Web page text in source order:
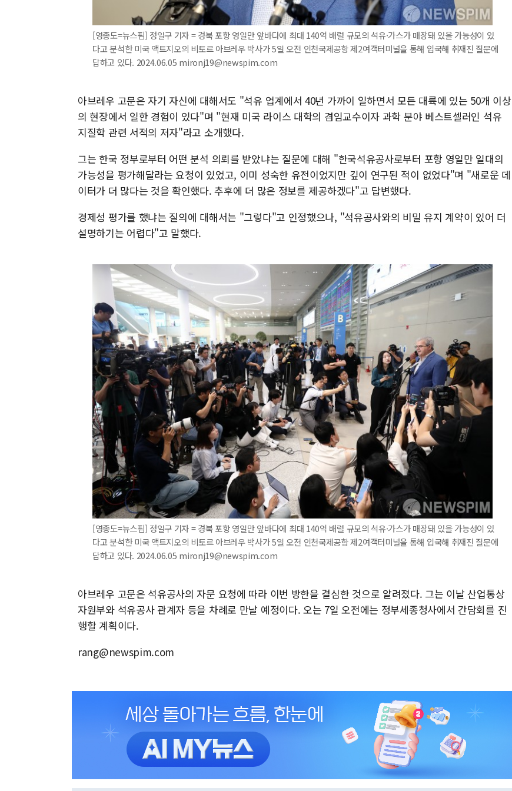
[영종도=뉴스핌] 정일구 기자 = 경북 포항 영일만 앞바다에 최대 140억 배럴 규모의 석유·가스가 매장돼 있을 가능성이 있
다고 분석한 미국 액트지오의 비토르 아브레우 박사가 5일 오전 인천국제공항 제2여객터미널을 통해 입국해 취재진 질문에
답하고 있다. 2024.06.05 mironj19@newspim.com
아브레우 고문은 자기 자신에 대해서도 "석유 업계에서 40년 가까이 일하면서 모든 대륙에 있는 50개 이상
의 현장에서 일한 경험이 있다"며 "현재 미국 라이스 대학의 겸임교수이자 과학 분야 베스트셀러인 석유
지질학 관련 서적의 저자"라고 소개했다.
그는 한국 정부로부터 어떤 분석 의뢰를 받았냐는 질문에 대해 "한국석유공사로부터 포항 영일만 일대의
가능성을 평가해달라는 요청이 있었고, 이미 성숙한 유전이었지만 깊이 연구된 적이 없었다"며 "새로운 데
이터가 더 많다는 것을 확인했다. 추후에 더 많은 정보를 제공하겠다"고 답변했다.
경제성 평가를 했냐는 질의에 대해서는 "그렇다"고 인정했으나, "석유공사와의 비밀 유지 계약이 있어 더
설명하기는 어렵다"고 말했다.
[영종도=뉴스핌] 정일구 기자 = 경북 포항 영일만 앞바다에 최대 140억 배럴 규모의 석유·가스가 매장돼 있을 가능성이 있
다고 분석한 미국 액트지오의 비토르 아브레우 박사가 5일 오전 인천국제공항 제2여객터미널을 통해 입국해 취재진 질문에
답하고 있다. 2024.06.05 mironj19@newspim.com
아브레우 고문은 석유공사의 자문 요청에 따라 이번 방한을 결심한 것으로 알려졌다. 그는 이날 산업통상
자원부와 석유공사 관계자 등을 차례로 만날 예정이다. 오는 7일 오전에는 정부세종청사에서 간담회를 진
행할 계획이다.
rang@newspim.com